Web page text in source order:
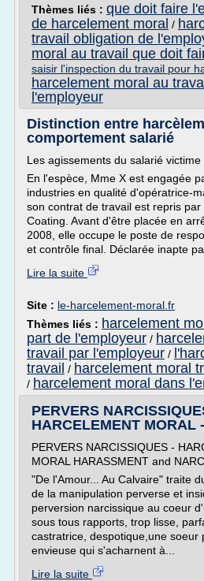
Thèmes liés : que doit faire
de harcelement moral /
travail obligation de
moral au travail que doit
saisir l'inspection du travail pour
harcelement moral au
l'employeur
Distinction entre
comportement salarié
Les agissements du salarié
En l'espèce, Mme X est engagée
industries en qualité d'opératrice-
son contrat de travail est repris
Coating. Avant d'être placée en
2008, elle occupe le poste de
et contrôle final. Déclarée inapte
Lire la suite
Site : le-harcelement-moral.fr
Thèmes liés : harcelement
part de l'employeur /
travail par l'employeur /
travail / harcelement moral
/ harcelement moral dans
PERVERS
HARCELEMENT MORAL
PERVERS NARCISSIQUES -
MORAL HARASSMENT and
"De l'Amour... Au Calvaire" traite
de la manipulation perverse et
perversion narcissique au coeur
sous tous rapports, trop lisse,
castratrice, despotique,une soeur
envieuse qui s'acharnent à...
Lire la suite